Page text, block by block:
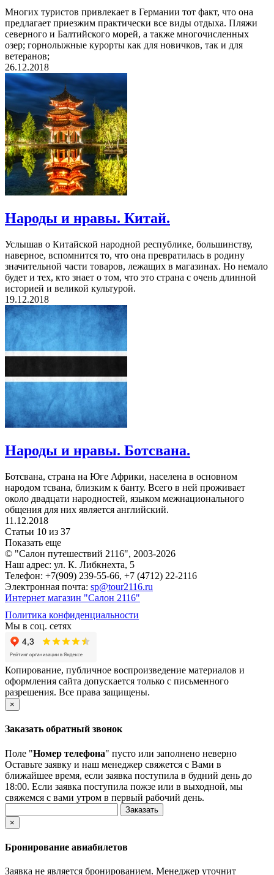
Многих туристов привлекает в Германии тот факт, что она
предлагает приезжим практически все виды отдыха. Пляжи
северного и Балтийского морей, а также многочисленных
озер; горнолыжные курорты как для новичков, так и для
ветеранов;
26.12.2018
Народы и нравы. Китай.
Услышав о Китайской народной республике, большинству,
наверное, вспомнится то, что она превратилась в родину
значительной части товаров, лежащих в магазинах. Но немало
будет и тех, кто знает о том, что это страна с очень длинной
историей и великой культурой.
19.12.2018
Народы и нравы. Ботсвана.
Ботсвана, страна на Юге Африки, населена в основном
народом тсвана, близким к банту. Всего в ней проживает
около двадцати народностей, языком межнационального
общения для них является английский.
11.12.2018
Статьи 10 из 37
Показать еще
© "Салон путешествий 2116", 2003-2026
Наш адрес: ул. К. Либкнехта, 5
Телефон: +7(909) 239-55-66, +7 (4712) 22-2116
Электронная почта: sp@tour2116.ru
Интернет магазин "Салон 2116"
Политика конфиденциальности
Мы в соц. сетях
Копирование, публичное воспроизведение материалов и
оформления сайта допускается только с письменного
разрешения. Все права защищены.
×
Заказать обратный звонок
Поле "Номер телефона" пусто или заполнено неверно
Оставьте заявку и наш менеджер свяжется с Вами в
ближайшее время, если заявка поступила в будний день до
18:00. Если заявка поступила пожзе или в выходной, мы
свяжемся с вами утром в первый рабочий день.
×
Бронирование авиабилетов
Заявка не является бронированием. Менеджер уточнит